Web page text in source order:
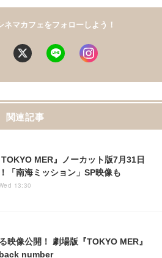
ネマカフェをフォローしよう！
関連記事
TOKYO MER』ノーカット版7月31日
「南海ミッション」SP映像も
13:30
映像公開！ 劇場版『TOKYO MER』
number